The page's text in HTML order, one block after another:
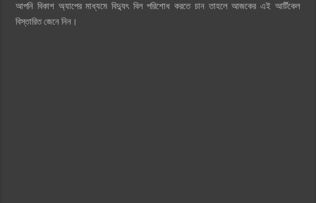
জেনে নিন, বর্তমানে মোবাইল ঘড়ি দাম কত ২০২৫
আপনি বিকাশ অ্যাপের মাধ্যমে বিদ্যুৎ বিল পরিশোধ করতে চান তাহলে আজকের এই আর্টিকেল
বিস্তারিত জেনে নিন।